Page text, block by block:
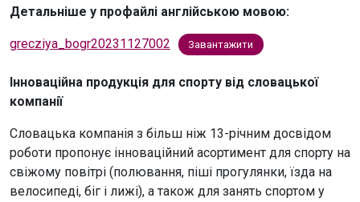
Детальніше у профайлі англійською мовою:
grecziya_bogr20231127002 Завантажити
Інноваційна продукція для спорту від словацької
компанії
Словацька компанія з більш ніж 13-річним досвідом
роботи пропонує інноваційний асортимент для спорту на
свіжому повітрі (полювання, піші прогулянки, їзда на
велосипеді, біг і лижі), а також для занять спортом у